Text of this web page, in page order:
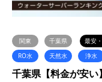
関東 千葉県
最安
RO水
天然水 浄水
千葉県【料金が安い